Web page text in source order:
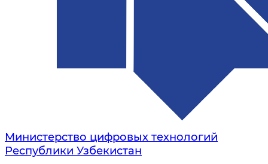
Министерство цифровых технологий
Республики Узбекистан